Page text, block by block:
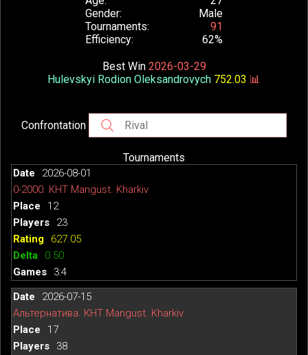
Gender
Male
Tournaments
91
Efficiency
62%
Best Win 2026-03-29
Hulevskyi Rodion Oleksandrovych 752.03 📊
Confrontation
Tournaments
2026-08-01
0-2000. КНТ Mangust. Kharkiv
12
23
627.05
0.50
3:4
2026-07-15
Альтернатива. КНТ Mangust. Kharkiv
17
38